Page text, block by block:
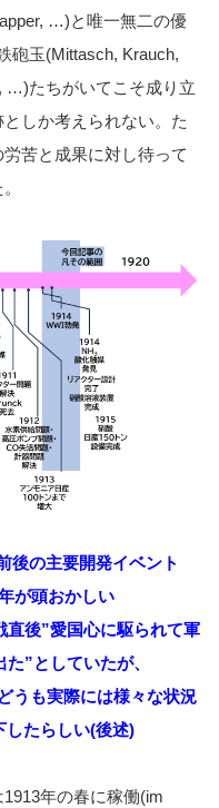
…)と唯一無二の優
砲玉(Mittasch, Krauch,
…)たちがいてこそ成り立
しか考えられない。た
苦と成果に対し待って
後の主要開発イベント
が頭おかしい
後”愛国心に駆られて軍
”としていたが、
うも実際には様々な状況
したらしい(後述)
年の春に稼働(im